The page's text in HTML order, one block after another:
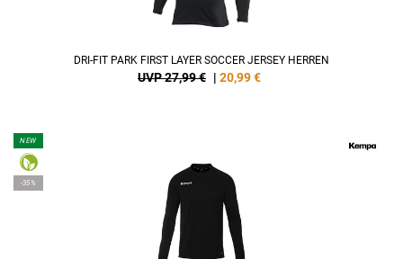
DRI-FIT PARK FIRST LAYER SOCCER JERSEY HERREN
UVP 27,99 € | 20,99€
NEW
-35%